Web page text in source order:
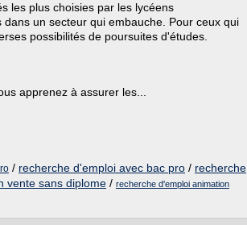
les plus choisies par les lycéens
un secteur qui embauche. Pour ceux qui
possibilités de poursuites d'études.
apprenez à assurer les...
/ recherche d'emploi avec bac pro / recherche
vente sans diplome / recherche d'emploi animation